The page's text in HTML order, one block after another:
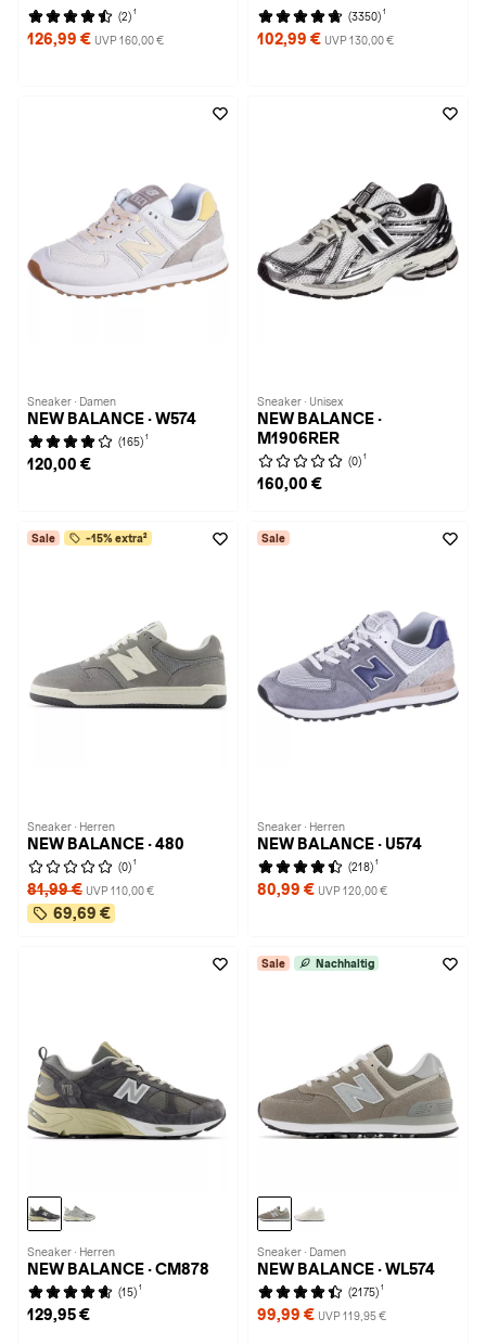
(2) 1
126,99 € UVP 160,00 €
(3350) 1
102,99 € UVP 130,00 €
Sneaker · Damen
NEW BALANCE · W574
(165) 1
120,00 €
Sneaker · Unisex
NEW BALANCE ·
M1906RER
(0) 1
160,00 €
Sale -15% extra²
Sneaker · Herren
NEW BALANCE · 480
(0) 1
81,99 € UVP 110,00 €
69,69 €
Sale
Sneaker · Herren
NEW BALANCE · U574
(218) 1
80,99 € UVP 120,00 €
Sneaker · Herren
NEW BALANCE · CM878
(15) 1
129,95 €
Sale Nachhaltig
Sneaker · Damen
NEW BALANCE · WL574
(2175) 1
99,99 € UVP 119,95 €